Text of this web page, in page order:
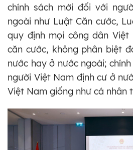
chính sách mới đối với
ngoài như Luật Căn cước,
quy định mọi công dân
căn cước, không phân biệt
nước hay ở nước ngoài;
người Việt Nam định cư ở
Việt Nam giống như cá nhân